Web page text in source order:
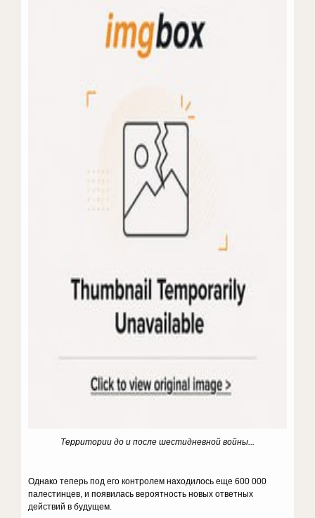
Территории до и после шестидневной войны...
Однако теперь под его контролем находилось еще 600 000
палестинцев, и появилась вероятность новых ответных
действий в будущем.